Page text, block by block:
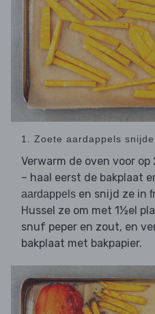
1. Zoete aardappels
Verwarm de oven voor
– haal eerst de bakplaat
aardappels en snijd ze in
Hussel ze om met 1½el
snuf peper en zout, en
bakplaat met bakpapier.